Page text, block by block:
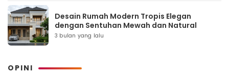
Desain Rumah Modern Tropis Elegan
dengan Sentuhan Mewah dan Natural
3 bulan yang lalu
OPINI